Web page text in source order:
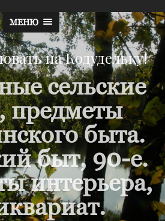
МЕНЮ
на Кодудельку!
сельские
предметы
быта.
быт, 90-е.
интерьера,